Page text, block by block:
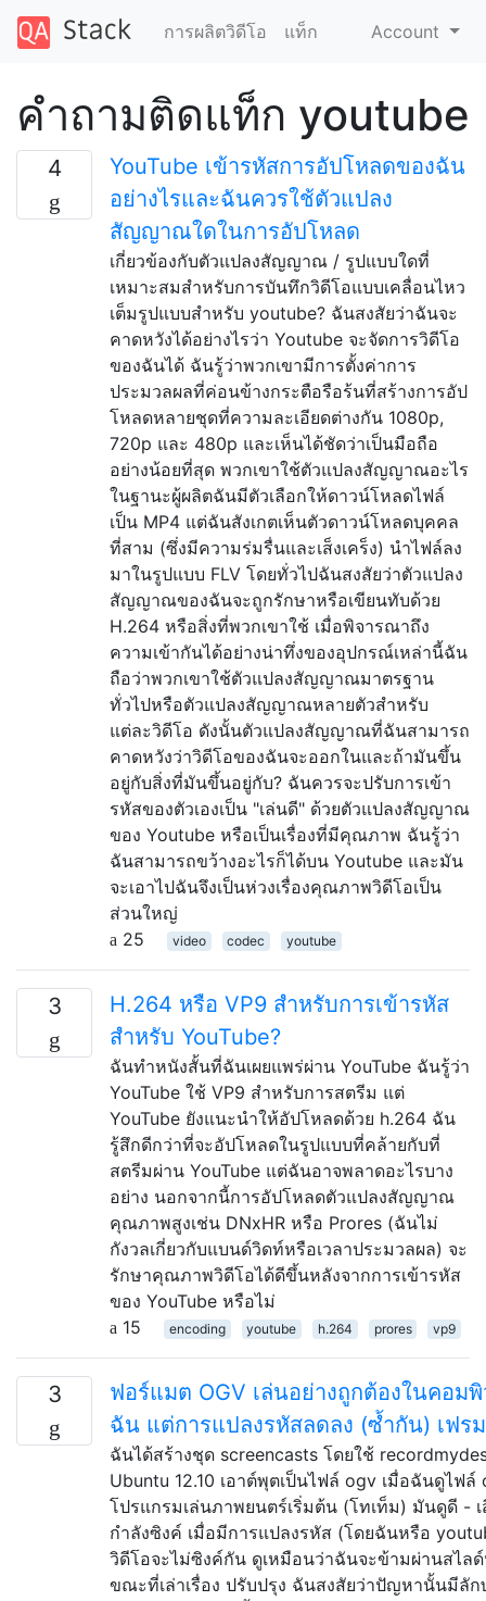
การผลิตวิดีโอ แท็ก Account
คำถามติดแท็ก youtube
4
YouTube เข้ารหัสการอัปโหลดของฉัน
อย่างไรและฉันควรใช้ตัวแปลง
สัญญาณใดในการอัปโหลด
เกี่ยวข้องกับตัวแปลงสัญญาณ / รูปแบบใดที่
เหมาะสมสำหรับการบันทึกวิดีโอแบบเคลื่อนไหว
เต็มรูปแบบสำหรับ youtube? ฉันสงสัยว่าฉันจะ
คาดหวังได้อย่างไรว่า Youtube จะจัดการวิดีโอ
ของฉันได้ ฉันรู้ว่าพวกเขามีการตั้งค่าการ
ประมวลผลที่ค่อนข้างกระตือรือร้นที่สร้างการอัป
โหลดหลายชุดที่ความละเอียดต่างกัน 1080p,
720p และ 480p และเห็นได้ชัดว่าเป็นมือถือ
อย่างน้อยที่สุด พวกเขาใช้ตัวแปลงสัญญาณอะไร
ในฐานะผู้ผลิตฉันมีตัวเลือกให้ดาวน์โหลดไฟล์
เป็น MP4 แต่ฉันสังเกตเห็นตัวดาวน์โหลดบุคคล
ที่สาม (ซึ่งมีความร่มรื่นและเส็งเคร็ง) นำไฟล์ลง
มาในรูปแบบ FLV โดยทั่วไปฉันสงสัยว่าตัวแปลง
สัญญาณของฉันจะถูกรักษาหรือเขียนทับด้วย
H.264 หรือสิ่งที่พวกเขาใช้ เมื่อพิจารณาถึง
ความเข้ากันได้อย่างน่าทึ่งของอุปกรณ์เหล่านี้ฉัน
ถือว่าพวกเขาใช้ตัวแปลงสัญญาณมาตรฐาน
ทั่วไปหรือตัวแปลงสัญญาณหลายตัวสำหรับ
แต่ละวิดีโอ ดังนั้นตัวแปลงสัญญาณที่ฉันสามารถ
คาดหวังว่าวิดีโอของฉันจะออกในและถ้ามันขึ้น
อยู่กับสิ่งที่มันขึ้นอยู่กับ? ฉันควรจะปรับการเข้า
รหัสของตัวเองเป็น "เล่นดี" ด้วยตัวแปลงสัญญาณ
ของ Youtube หรือเป็นเรื่องที่มีคุณภาพ ฉันรู้ว่า
ฉันสามารถขว้างอะไรก็ได้บน Youtube และมัน
จะเอาไปฉันจึงเป็นห่วงเรื่องคุณภาพวิดีโอเป็น
ส่วนใหญ่
25
video codec youtube
3
H.264 หรือ VP9 สำหรับการเข้ารหัส
สำหรับ YouTube?
ฉันทำหนังสั้นที่ฉันเผยแพร่ผ่าน YouTube ฉันรู้ว่า
YouTube ใช้ VP9 สำหรับการสตรีม แต่
YouTube ยังแนะนำให้อัปโหลดด้วย h.264 ฉัน
รู้สึกดีกว่าที่จะอัปโหลดในรูปแบบที่คล้ายกับที่
สตรีมผ่าน YouTube แต่ฉันอาจพลาดอะไรบาง
อย่าง นอกจากนี้การอัปโหลดตัวแปลงสัญญาณ
คุณภาพสูงเช่น DNxHR หรือ Prores (ฉันไม่
กังวลเกี่ยวกับแบนด์วิดท์หรือเวลาประมวลผล) จะ
รักษาคุณภาพวิดีโอได้ดีขึ้นหลังจากการเข้ารหัส
ของ YouTube หรือไม่
15
encoding youtube h.264 prores vp9
3
ฟอร์แมต OGV เล่นอย่างถูกต้องในคอมพิ
ฉัน แต่การแปลงรหัสลดลง (ซ้ำกัน) เฟรม
ฉันได้สร้างชุด screencasts โดยใช้
Ubuntu 12.10 เอาต์พุตเป็นไฟล์ ogv เมื่อฉันดูไฟล์
โปรแกรมเล่นภาพยนตร์เริ่มต้น (โทเท็ม) มันดูดี - เ
กำลังซิงค์ เมื่อมีการแปลงรหัส (โดยฉันหรือ
วิดีโอจะไม่ซิงค์กัน ดูเหมือนว่าฉันจะข้ามผ่านสไล
ขณะที่เล่าเรื่อง ปรับปรุง ฉันสงสัยว่าปัญหานั้นมีลั